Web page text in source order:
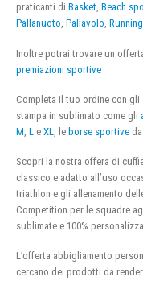
praticanti di Basket, Beach
Pallanuoto, Pallavolo, Running
Inoltre potrai trovare un
premiazioni sportive
Completa il tuo ordine con gli
stampa in sublimato come gli
M L e XL , le borse sportive da
Scopri la nostra offera di
classico e adatto all’uso
triathlon e gli allenamento
Competition per le squadre
sublimate e 100%
L’offerta abbigliamento
cercano dei prodotti da